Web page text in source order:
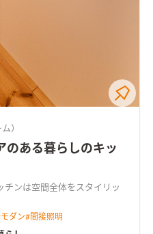
）
のある暮らしのキッ
チンは空間全体をスタイリッ
モダン#間接照明